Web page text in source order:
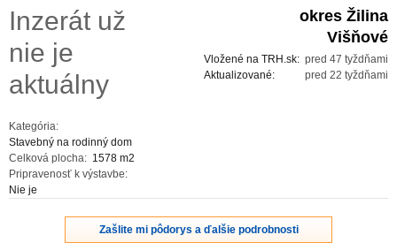
ZVÝRAZNENIE REALITNÝCH INZERÁTOV
OBCHODNÉ PODMIENKY
Inzerát už
nie je
aktuálny
Kategória:
Stavebný na rodinný dom
Celková plocha: 1578 m2
Pripravenosť k výstavbe:
Nie je
okres Žilina
Višňové
pred 47 tyždňami
Vložené na TRH.sk:
pred 22 tyždňami
Aktualizované:
Zašlite mi pôdorys a ďalšie podrobnosti